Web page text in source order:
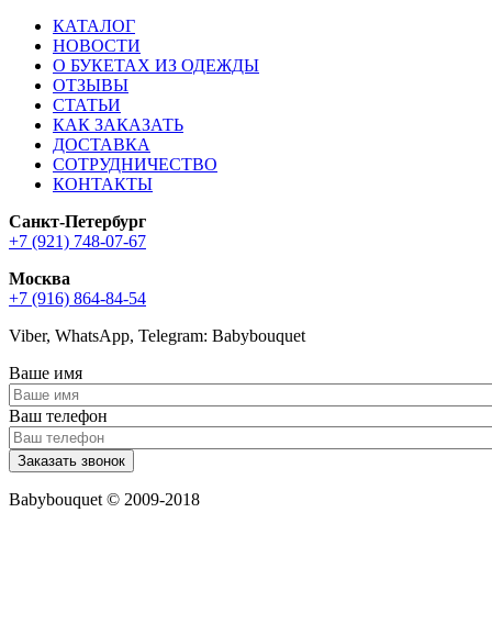
КАТАЛОГ
НОВОСТИ
О БУКЕТАХ ИЗ ОДЕЖДЫ
ОТЗЫВЫ
СТАТЬИ
КАК ЗАКАЗАТЬ
ДОСТАВКА
СОТРУДНИЧЕСТВО
КОНТАКТЫ
Санкт-Петербург
+7 (921) 748-07-67
Москва
+7 (916) 864-84-54
Viber, WhatsApp, Telegram: Babybouquet
Ваше имя
Ваш телефон
Babybouquet © 2009-2018